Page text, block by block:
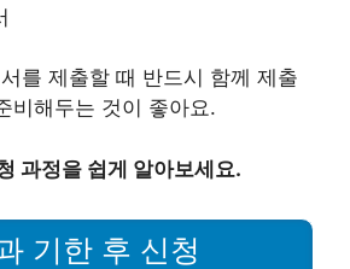
를 제출할 때 반드시 함께 제출
비해두는 것이 좋아요.
과정을 쉽게 알아보세요.
기한 후 신청